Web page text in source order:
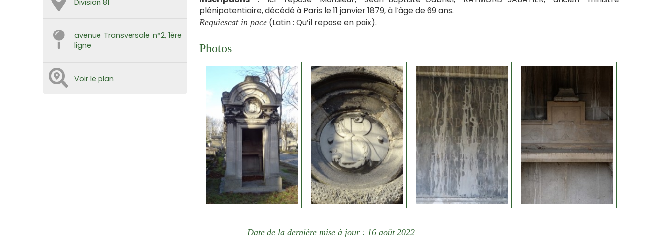
Division 81
avenue Transversale n°2, 1ère
ligne
Voir le plan
plénipotentiaire, décédé à Paris le 11 janvier 1879, à l’âge de 69 ans.
Requiescat in pace(Latin : Qu’il repose en paix).
Photos
Date de la dernière mise à jour : 16 août 2022